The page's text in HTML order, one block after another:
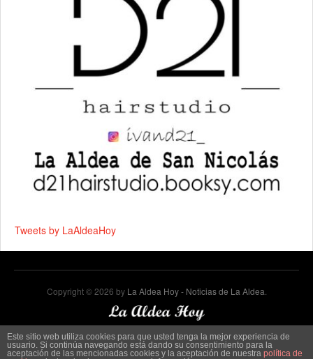
Tweets by LaAldeaHoy
Copyright © 2026 by La Aldea Hoy - Noticias de La Aldea
Este sitio web utiliza cookies para que usted tenga la mejor experiencia de
usuario. Si continúa navegando está dando su consentimiento para la
aceptación de las mencionadas cookies y la aceptación de nuestra política de